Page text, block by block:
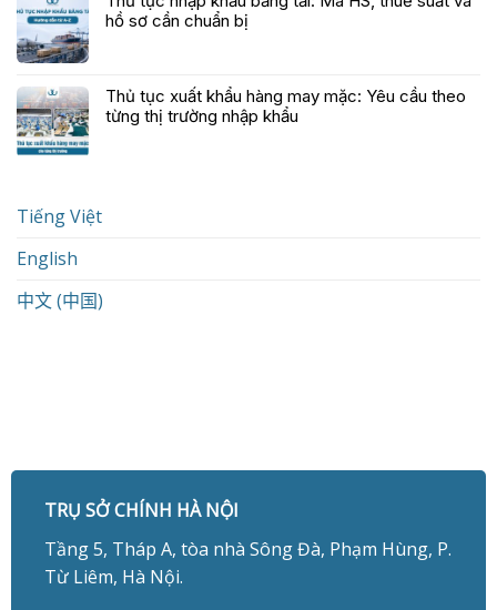
hồ sơ cần chuẩn bị
Thủ tục xuất khẩu hàng may mặc: Yêu cầu theo
từng thị trường nhập khẩu
Tiếng Việt
English
中文 (中国)
TRỤ SỞ CHÍNH HÀ NỘI
Tầng 5, Tháp A, tòa nhà Sông Đà, Phạm Hùng, P.
Từ Liêm, Hà Nội.